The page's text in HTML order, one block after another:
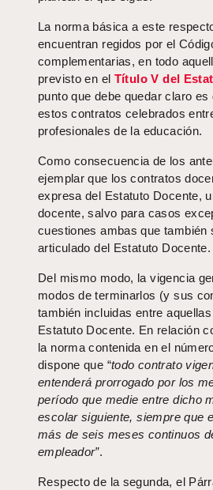
La norma básica a este
encuentran regidos por el
complementarias, en todo
previsto en el Título V del
punto que debe quedar claro
estos contratos celebrados
profesionales de la educación.
Como consecuencia de los
ejemplar que los contratos
expresa del Estatuto Docente,
docente, salvo para casos
cuestiones ambas que
articulado del Estatuto Docente.
Del mismo modo, la vigencia
modos de terminarlos (y sus
también incluidas entre
Estatuto Docente. En relación
la norma contenida en el
dispone que “todo contrato
entenderá prorrogado por los
período que medie entre dicho
escolar siguiente, siempre que
más de seis meses continuos
empleador”.
Respecto de la segunda, el